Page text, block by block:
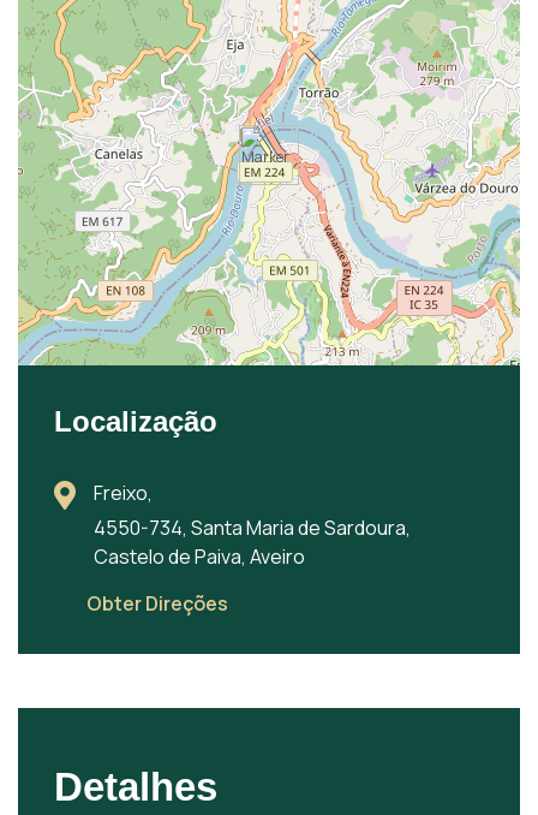
Localização
Freixo,
4550-734, Santa Maria de Sardoura,
Castelo de Paiva, Aveiro
Obter Direções
Detalhes